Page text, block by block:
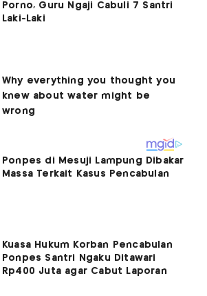
Porno, Guru Ngaji Cabuli 7 Santri
Laki-Laki
Ponpes di Mesuji Lampung Dibakar
Massa Terkait Kasus Pencabulan
Kuasa Hukum Korban Pencabulan
Ponpes Santri Ngaku Ditawari
Rp400 Juta agar Cabut Laporan